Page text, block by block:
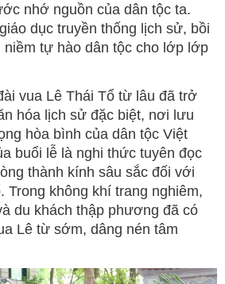
nhớ nguồn của dân tộc ta.
dục truyền thống lịch sử, bồi
tự hào dân tộc cho lớp lớp
vua Lê Thái Tổ từ lâu đã trở
hóa lịch sử đặc biệt, nơi lưu
hòa bình của dân tộc Việt
buổi lễ là nghi thức tuyên đọc
thành kính sâu sắc đối với
Trong không khí trang nghiêm,
du khách thập phương đã có
Lê từ sớm, dâng nén tâm